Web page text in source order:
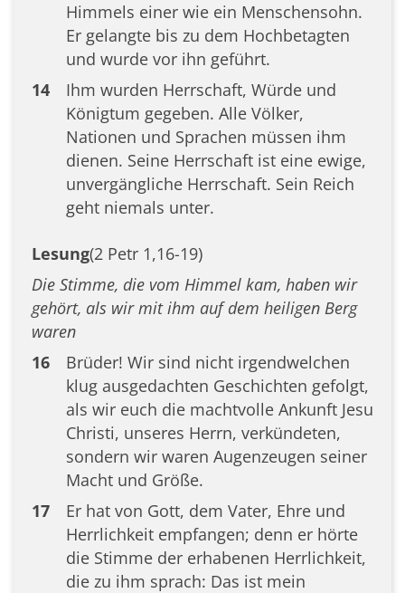
Himmels einer wie ein Menschensohn.
Er gelangte bis zu dem Hochbetagten
und wurde vor ihn geführt.
14
Ihm wurden Herrschaft, Würde und
Königtum gegeben. Alle Völker,
Nationen und Sprachen müssen ihm
dienen. Seine Herrschaft ist eine ewige,
unvergängliche Herrschaft. Sein Reich
geht niemals unter.
Lesung(2 Petr 1,16-19)
Die Stimme, die vom Himmel kam, haben wir
gehört, als wir mit ihm auf dem heiligen Berg
waren
16
Brüder! Wir sind nicht irgendwelchen
klug ausgedachten Geschichten gefolgt,
als wir euch die machtvolle Ankunft Jesu
Christi, unseres Herrn, verkündeten,
sondern wir waren Augenzeugen seiner
Macht und Größe.
17
Er hat von Gott, dem Vater, Ehre und
Herrlichkeit empfangen; denn er hörte
die Stimme der erhabenen Herrlichkeit,
die zu ihm sprach: Das ist mein